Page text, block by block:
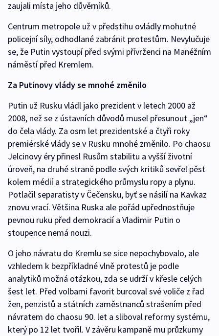
zaujali místa jeho důvěrníků.
Centrum metropole už v předstihu ovládly mohutné
policejní síly, odhodlané zabránit protestům. Nevylučuje
se, že Putin vystoupí před svými přívrženci na Manéžním
náměstí před Kremlem.
Za Putinovy vlády se mnohé změnilo
Putin už Rusku vládl jako prezident v letech 2000 až
2008, než se z ústavních důvodů musel přesunout „jen“
do čela vlády. Za osm let prezidentské a čtyři roky
premiérské vlády se v Rusku mnohé změnilo. Po chaosu
Jelcinovy éry přinesl Rusům stabilitu a vyšší životní
úroveň, na druhé straně podle svých kritiků sevřel pěst
kolem médií a strategického průmyslu ropy a plynu.
Potlačil separatisty v Čečensku, byť se násilí na Kavkaz
znovu vrací. Většina Ruska ale pořád upřednostňuje
pevnou ruku před demokracií a Vladimir Putin o
stoupence nemá nouzi.
O jeho návratu do Kremlu se sice nepochybovalo, ale
vzhledem k bezpříkladné vlně protestů je podle
analytiků možná otázkou, zda se udrží v křesle celých
šest let. Před volbami favorit burcoval své voliče z řad
žen, penzistů a státních zaměstnanců strašením před
návratem do chaosu 90. let a sliboval reformy systému,
který po 12 let tvořil. V závěru kampaně mu průzkumy